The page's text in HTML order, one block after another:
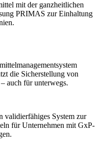
mit der ganzheitlichen
PRIMAS zur Einhaltung
die Sicherstellung von
auch für unterwegs.
validierfähiges System zur
für Unternehmen mit GxP-